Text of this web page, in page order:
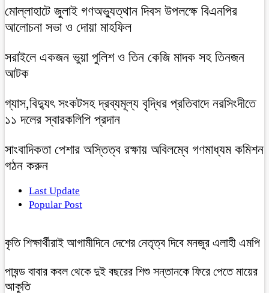
মোল্লাহাটে জুলাই গণঅভ্যুত্থান দিবস উপলক্ষে বিএনপির
আলোচনা সভা ও দোয়া মাহফিল
সরাইলে একজন ভুয়া পুলিশ ও তিন কেজি মাদক সহ তিনজন
আটক
গ্যাস,বিদ্যুৎ সংকটসহ দ্রব্যমূল্য বৃদ্ধির প্রতিবাদে নরসিংদীতে
১১ দলের স্বারকলিপি প্রদান
সাংবাদিকতা পেশার অস্তিত্ব রক্ষায় অবিলম্বে গণমাধ্যম কমিশন
গঠন করুন
Last Update
Popular Post
কৃতি শিক্ষার্থীরাই আগামীদিনে দেশের নেতৃত্ব দিবে মনজুর এলাহী এমপি
পাষন্ড বাবার কবল থেকে দুই বছরের শিশু সন্তানকে ফিরে পেতে মায়ের
আকুতি